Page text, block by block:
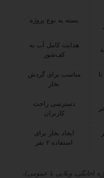
بسته به نوع پروژه
هدایت کامل آب به
کف‌شور
حداقل ۲.۷ تا
مناسب برای گردش
بخار
دسترسی راحت
کاربران
ایجاد بخار برای
استفاده ۲ نفر
(خانگی، ویلایی یا عمومی)،